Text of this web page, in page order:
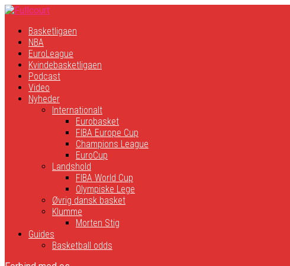
Basketligaen
NBA
EuroLeague
Kvindebasketligaen
Podcast
Video
Nyheder
Internationalt
Eurobasket
FIBA Europe Cup
Champions League
EuroCup
Landshold
FIBA World Cup
Olympiske Lege
Øvrig dansk basket
Klumme
Morten Stig
Guides
Basketball odds